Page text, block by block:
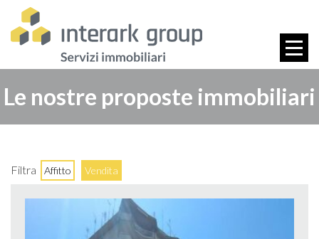
Le nostre proposte immobiliari
Filtra Affitto Vendita